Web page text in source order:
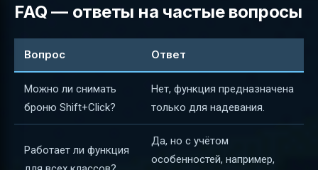
FAQ — ответы на частые вопросы
Вопрос Ответ
Можно ли снимать
броню Shift+Click?
Нет, функция предназначена
только для надевания.
Работает ли функция
Да, но с учётом
особенностей, например,